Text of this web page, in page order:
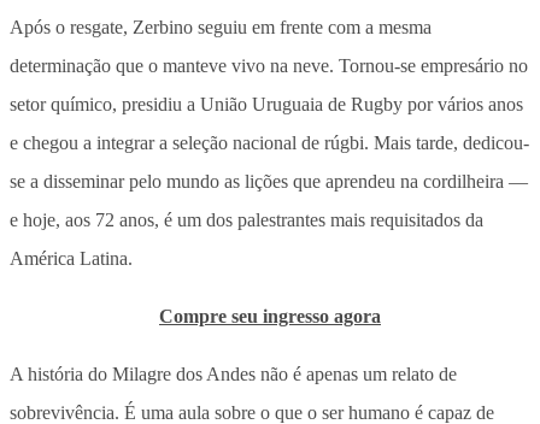
Após o resgate, Zerbino seguiu em frente com a mesma
determinação que o manteve vivo na neve. Tornou-se empresário no
setor químico, presidiu a União Uruguaia de Rugby por vários anos
e chegou a integrar a seleção nacional de rúgbi. Mais tarde, dedicou-
se a disseminar pelo mundo as lições que aprendeu na cordilheira —
e hoje, aos 72 anos, é um dos palestrantes mais requisitados da
América Latina.
Compre seu ingresso agora
A história do Milagre dos Andes não é apenas um relato de
sobrevivência. É uma aula sobre o que o ser humano é capaz de